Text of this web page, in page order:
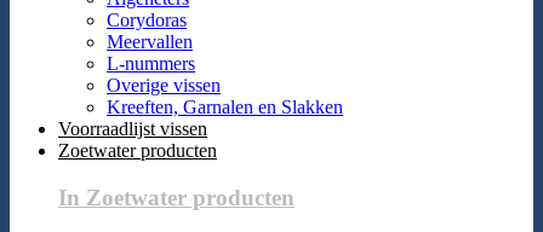
Corydoras
Meervallen
L-nummers
Overige vissen
Kreeften, Garnalen en Slakken
Voorraadlijst vissen
Zoetwater producten
In Zoetwater producten